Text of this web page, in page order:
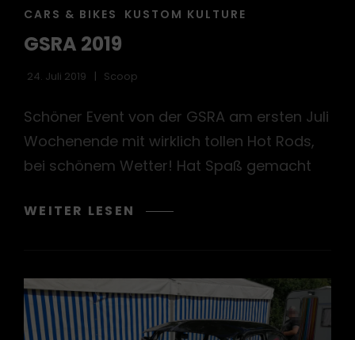
CAT
CARS & BIKES KUSTOM KULTURE
GSRA 2019
24. Juli 2019 Scoop
Schöner Event von der GSRA am ersten Juli
Wochenende mit wirklich tollen Hot Rods,
bei schönem Wetter! Hat Spaß gemacht
WEITER LESEN GSRA